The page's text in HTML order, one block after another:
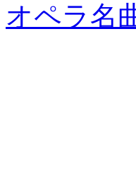
オペラ名